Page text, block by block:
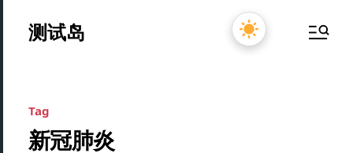
测试岛
Tag
新冠肺炎